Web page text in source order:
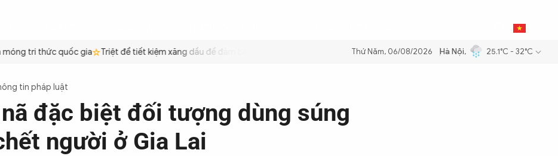
tri thức quốc gia Triệt để tiết kiệm xăng dầu để đảm bảo an ninh năng lượng quốc gia Thực hiện Nghị quyết Đại hội XIV của Đảng
Thứ Năm, 06/08/2026 Hà Nội, 25.1°C - 32°C
tin pháp luật
đặc biệt đối tượng dùng súng
người ở Gia Lai